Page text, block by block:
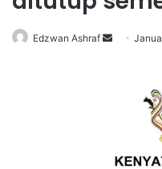
Edzwan Ashraf